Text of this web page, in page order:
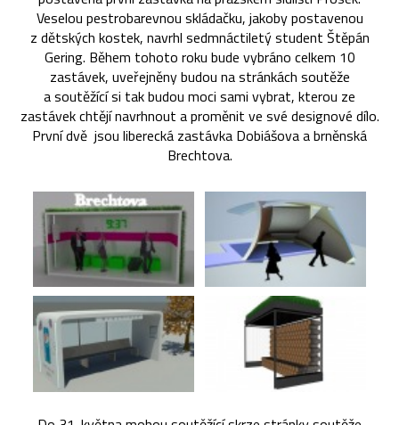
Veselou pestrobarevnou skládačku, jakoby postavenou
z dětských kostek, navrhl sedmnáctiletý student Štěpán
Gering. Během tohoto roku bude vybráno celkem 10
zastávek, uveřejněny budou na stránkách soutěže
a soutěžící si tak budou moci sami vybrat, kterou ze
zastávek chtějí navrhnout a proměnit ve své designové dílo.
První dvě jsou liberecká zastávka Dobiášova a brněnská
Brechtova.